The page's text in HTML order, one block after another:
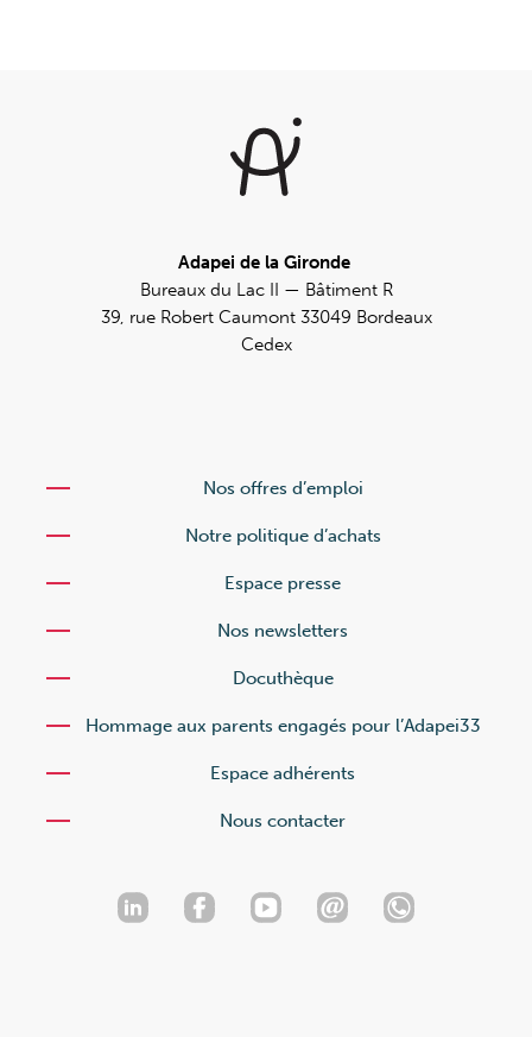
Adapei de la Gironde
Bureaux du Lac II — Bâtiment R
39, rue Robert Caumont 33049 Bordeaux
Cedex
Nos offres d’emploi
Notre politique d’achats
Espace presse
Nos newsletters
Docuthèque
Hommage aux parents engagés pour l’Adapei33
Espace adhérents
Nous contacter